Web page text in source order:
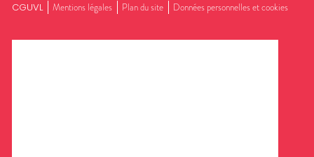
CGUVL Mentions légales Plan du site Données personnelles et cookies